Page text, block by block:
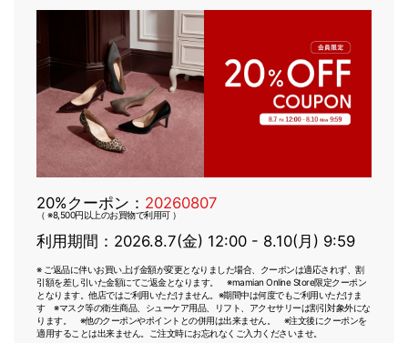
20%クーポン： 20260807
（ ※8,500円以上のお買物で利用可 ）
利用期間：2026.8.7(金) 12:00 - 8.10(月) 9:59
※ ご返品に伴いお買い上げ金額が変更となりました場合、クーポンは適応されず、割
引額を差し引いた金額にてご返金となります。 ※mamian Online Store限定クーポン
となります。他店ではご利用いただけません。※期間中は何度でもご利用いただけま
す ※マスク等の衛生商品、シューケア用品、リフト、アクセサリーは割引対象外にな
ります。 ※他のクーポンやポイントとの併用は出来ません。 ※注文後にクーポンを
適用することは出来ません。ご注文時にお忘れなくご入力くださいませ。